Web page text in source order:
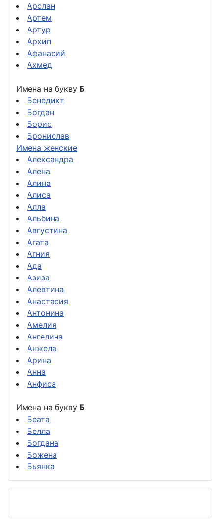
Арслан
Артем
Артур
Архип
Афанасий
Ахмед
Имена на букву Б
Бенедикт
Богдан
Борис
Бронислав
Имена женские
Александра
Алена
Алина
Алиса
Алла
Альбина
Августина
Агата
Агния
Ада
Азиза
Алевтина
Анастасия
Антонина
Амелия
Ангелина
Анжела
Арина
Анна
Анфиса
Имена на букву Б
Беата
Белла
Богдана
Божена
Бьянка